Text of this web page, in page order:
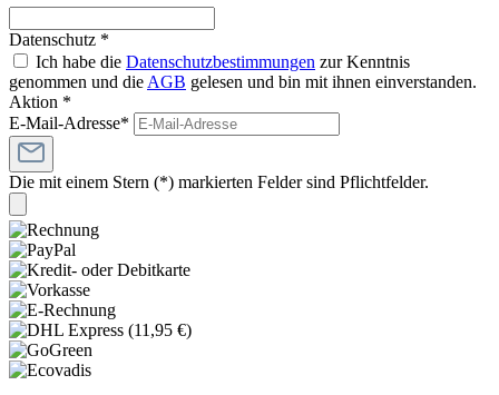
Datenschutz *
Ich habe die Datenschutzbestimmungen zur Kenntnis
genommen und die AGB gelesen und bin mit ihnen einverstanden.
Aktion *
E-Mail-Adresse*
Die mit einem Stern (*) markierten Felder sind Pflichtfelder.